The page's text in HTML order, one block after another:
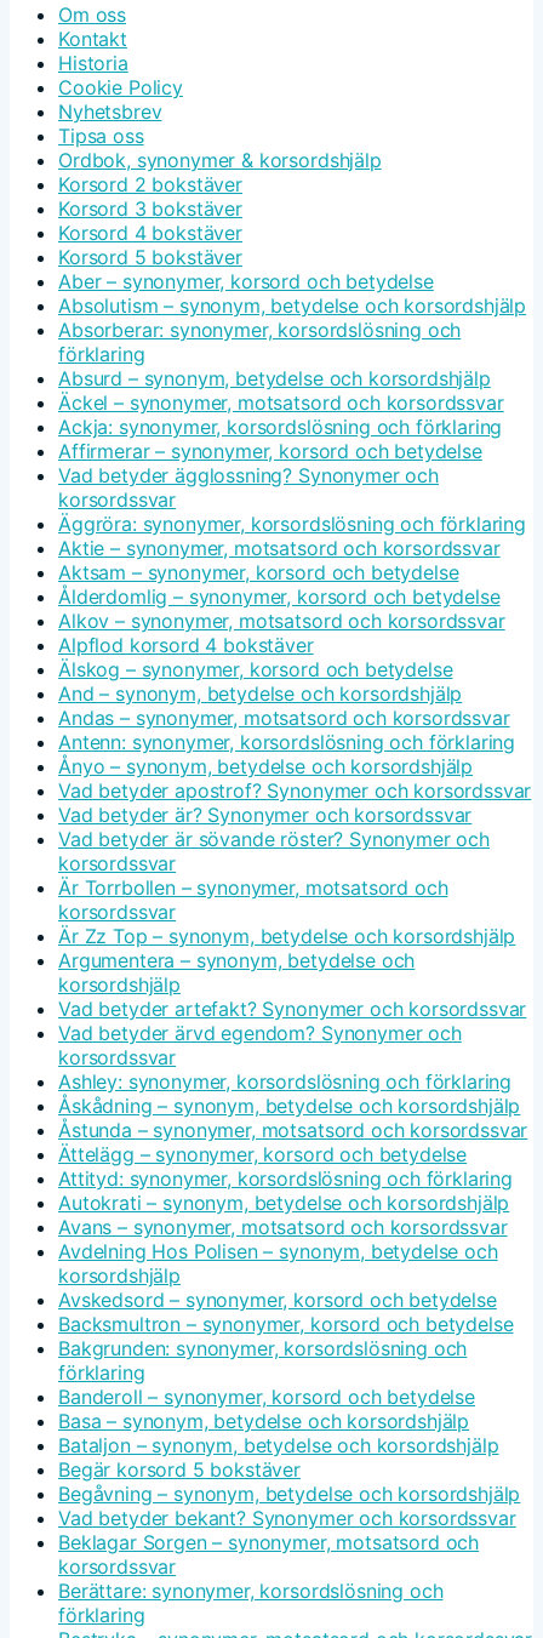
Om oss
Kontakt
Historia
Cookie Policy
Nyhetsbrev
Tipsa oss
Ordbok, synonymer & korsordshjälp
Korsord 2 bokstäver
Korsord 3 bokstäver
Korsord 4 bokstäver
Korsord 5 bokstäver
Aber – synonymer, korsord och betydelse
Absolutism – synonym, betydelse och korsordshjälp
Absorberar: synonymer, korsordslösning och
förklaring
Absurd – synonym, betydelse och korsordshjälp
Äckel – synonymer, motsatsord och korsordssvar
Ackja: synonymer, korsordslösning och förklaring
Affirmerar – synonymer, korsord och betydelse
Vad betyder ägglossning? Synonymer och
korsordssvar
Äggröra: synonymer, korsordslösning och förklaring
Aktie – synonymer, motsatsord och korsordssvar
Aktsam – synonymer, korsord och betydelse
Ålderdomlig – synonymer, korsord och betydelse
Alkov – synonymer, motsatsord och korsordssvar
Alpflod korsord 4 bokstäver
Älskog – synonymer, korsord och betydelse
And – synonym, betydelse och korsordshjälp
Andas – synonymer, motsatsord och korsordssvar
Antenn: synonymer, korsordslösning och förklaring
Ånyo – synonym, betydelse och korsordshjälp
Vad betyder apostrof? Synonymer och korsordssvar
Vad betyder är? Synonymer och korsordssvar
Vad betyder är sövande röster? Synonymer och
korsordssvar
Är Torrbollen – synonymer, motsatsord och
korsordssvar
Är Zz Top – synonym, betydelse och korsordshjälp
Argumentera – synonym, betydelse och
korsordshjälp
Vad betyder artefakt? Synonymer och korsordssvar
Vad betyder ärvd egendom? Synonymer och
korsordssvar
Ashley: synonymer, korsordslösning och förklaring
Åskådning – synonym, betydelse och korsordshjälp
Åstunda – synonymer, motsatsord och korsordssvar
Ättelägg – synonymer, korsord och betydelse
Attityd: synonymer, korsordslösning och förklaring
Autokrati – synonym, betydelse och korsordshjälp
Avans – synonymer, motsatsord och korsordssvar
Avdelning Hos Polisen – synonym, betydelse och
korsordshjälp
Avskedsord – synonymer, korsord och betydelse
Backsmultron – synonymer, korsord och betydelse
Bakgrunden: synonymer, korsordslösning och
förklaring
Banderoll – synonymer, korsord och betydelse
Basa – synonym, betydelse och korsordshjälp
Bataljon – synonym, betydelse och korsordshjälp
Begär korsord 5 bokstäver
Begåvning – synonym, betydelse och korsordshjälp
Vad betyder bekant? Synonymer och korsordssvar
Beklagar Sorgen – synonymer, motsatsord och
korsordssvar
Berättare: synonymer, korsordslösning och
förklaring